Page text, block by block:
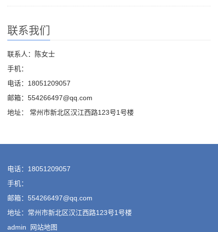
联系我们
联系人：陈女士
手机：
电话：18051209057
邮箱：554266497@qq.com
地址： 常州市新北区汉江西路123号1号楼
电话：18051209057
手机：
邮箱：554266497@qq.com
地址：常州市新北区汉江西路123号1号楼
admin
网站地图